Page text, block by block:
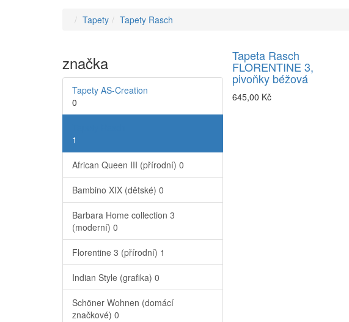
Tapety Tapety Rasch
značka
Tapety AS-Creation
0
1
African Queen III (přírodní) 0
Bambino XIX (dětské) 0
Barbara Home collection 3
(moderní) 0
Florentine 3 (přírodní) 1
Indian Style (grafika) 0
Schöner Wohnen (domácí
značkové) 0
Tapeta Rasch
FLORENTINE 3,
pivoňky béžová
645,00 Kč